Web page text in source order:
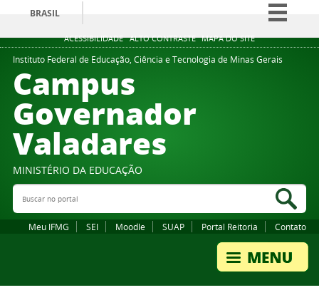
ACESSIBILIDADE ALTO CONTRASTE MAPA DO SITE
BRASIL
Simplifique!
Comunica BR
Instituto Federal de Educação, Ciência e Tecnologia de Minas Gerais
Campus
Governador
Valadares
MINISTÉRIO DA EDUCAÇÃO
Buscar no portal
Meu IFMG SEI Moodle SUAP Portal Reitoria Contato